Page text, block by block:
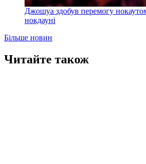
Джошуа здобув перемогу
нокдауні
Більше новин
Читайте також